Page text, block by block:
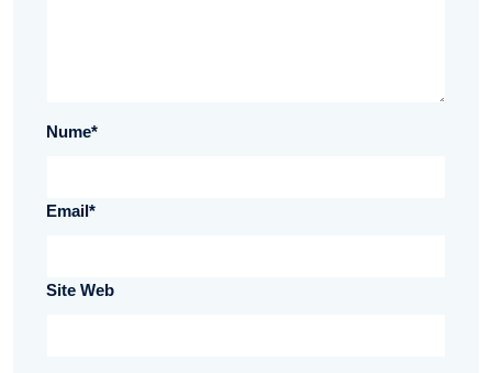
Nume*
Email*
Site Web